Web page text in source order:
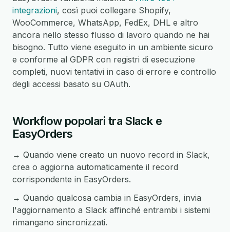
integrazioni, così puoi collegare Shopify,
WooCommerce, WhatsApp, FedEx, DHL e altro
ancora nello stesso flusso di lavoro quando ne hai
bisogno. Tutto viene eseguito in un ambiente sicuro
e conforme al GDPR con registri di esecuzione
completi, nuovi tentativi in caso di errore e controllo
degli accessi basato su OAuth.
Workflow popolari tra Slack e
EasyOrders
→ Quando viene creato un nuovo record in Slack,
crea o aggiorna automaticamente il record
corrispondente in EasyOrders.
→ Quando qualcosa cambia in EasyOrders, invia
l'aggiornamento a Slack affinché entrambi i sistemi
rimangano sincronizzati.